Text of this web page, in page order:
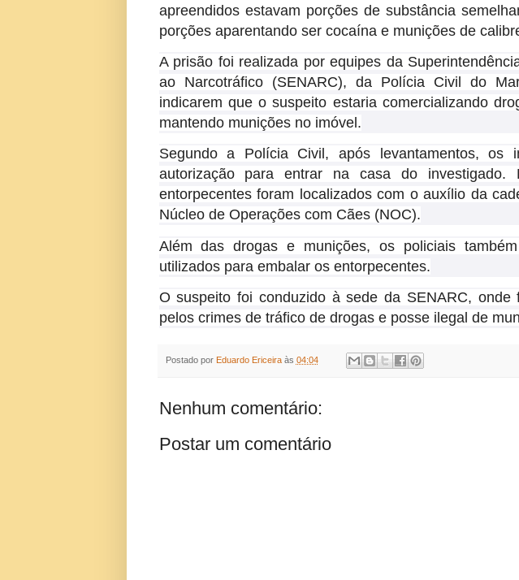
apreendidos estavam porções de substância
porções aparentando ser cocaína e munições de
A prisão foi realizada por equipes da
ao Narcotráfico (SENARC), da Polícia Civil do
indicarem que o suspeito estaria comercializando
mantendo munições no imóvel.
Segundo a Polícia Civil, após levantamentos, os
autorização para entrar na casa do investigado.
entorpecentes foram localizados com o auxílio da
Núcleo de Operações com Cães (NOC).
Além das drogas e munições, os policiais
utilizados para embalar os entorpecentes.
O suspeito foi conduzido à sede da SENARC, onde
pelos crimes de tráfico de drogas e posse ilegal de
Postado por Eduardo Ericeira às 04:04
Nenhum comentário:
Postar um comentário